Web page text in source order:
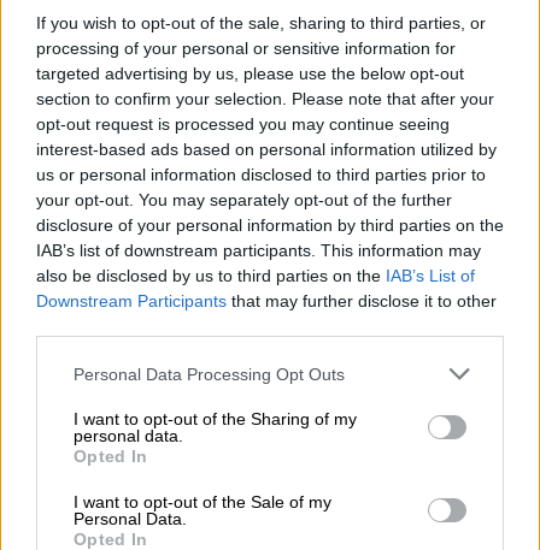
If you wish to opt-out of the sale, sharing to third parties, or
processing of your personal or sensitive information for
targeted advertising by us, please use the below opt-out
section to confirm your selection. Please note that after your
opt-out request is processed you may continue seeing
interest-based ads based on personal information utilized by
us or personal information disclosed to third parties prior to
your opt-out. You may separately opt-out of the further
disclosure of your personal information by third parties on the
IAB’s list of downstream participants. This information may
also be disclosed by us to third parties on the IAB’s List of
Downstream Participants that may further disclose it to other
Personal Data Processing Opt Outs
I want to opt-out of the Sharing of my
personal data.
Opted In
I want to opt-out of the Sale of my
Personal Data.
Opted In
essere ordinati. Sotto la visualizzazione dell'ordine, nella
sezione in basso a sinistra di questa pagina, c'è il
campo "Codice voucher ricevuto?" in cui puoi inserire il
codice voucher di 16 cifre. Il valore del tuo buono ti sarà
ora accreditato e l'ordine potrà essere completato una
volta completati i dettagli di consegna.
Il buono verrà riattivato se restituisco l'intero
ordine in cui l'ho utilizzato?
Non appena restituisci l'ordine, il codice voucher verrà
riattivato automaticamente. In caso di domande o
problemi, contattare il nostro servizio clienti.
Se non riesci a riscattare il codice voucher, contattaci
direttamente. Controlleremo il codice voucher e ti
offriremo una soluzione adeguata.
Cosa posso fare se la mia domanda non trova
risposta qui?
Ti invitiamo a metterti in contatto con il nostro team